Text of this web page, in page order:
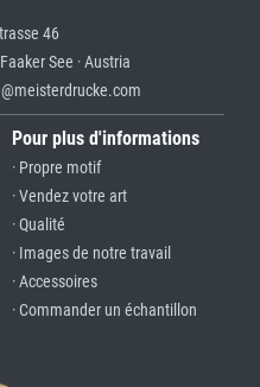
46
See · Austria
Pour plus d'informations
· Propre motif
· Vendez votre art
· Qualité
· Images de notre travail
· Accessoires
· Commander un échantillon